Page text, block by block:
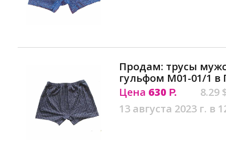
Продам: трусы
гульфом М01-01/1 в
Цена 630 Р.
8.29
13 августа 2023 г. в